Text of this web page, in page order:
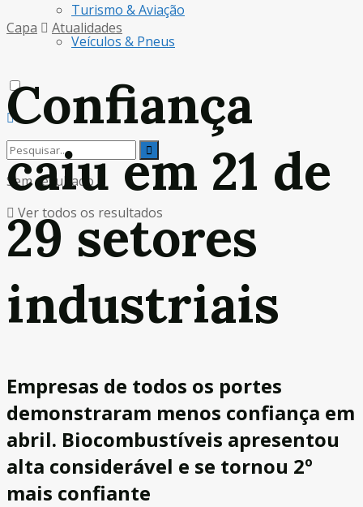
Turismo & Aviação
Veículos & Pneus
Sem resultado
Ver todos os resultados
Capa Atualidades
Confiança
caiu em 21 de
29 setores
industriais
Empresas de todos os portes
demonstraram menos confiança em
abril. Biocombustíveis apresentou
alta considerável e se tornou 2º
mais confiante